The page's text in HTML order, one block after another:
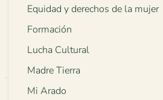
Equidad y derechos de la mujer
Formación
Lucha Cultural
Madre Tierra
Mi Arado